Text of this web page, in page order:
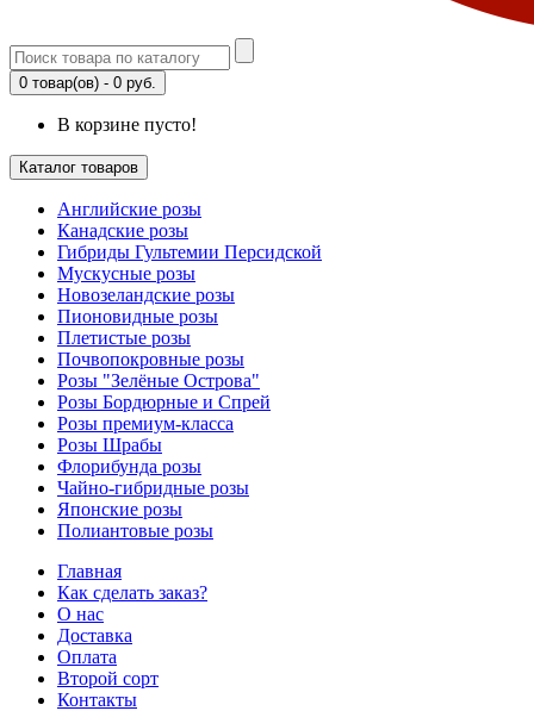
0 товар(ов) - 0 руб.
В корзине пусто!
Каталог товаров
Английские розы
Канадские розы
Гибриды Гультемии Персидской
Мускусные розы
Новозеландские розы
Пионовидные розы
Плетистые розы
Почвопокровные розы
Розы "Зелёные Острова"
Розы Бордюрные и Спрей
Розы премиум-класса
Розы Шрабы
Флорибунда розы
Чайно-гибридные розы
Японские розы
Полиантовые розы
Главная
Как сделать заказ?
О нас
Доставка
Оплата
Второй сорт
Контакты